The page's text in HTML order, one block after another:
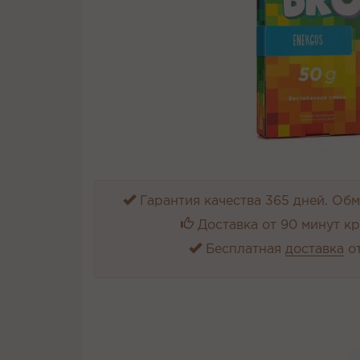
Гарантия качества 365 дней.
Доставка от 90 минут
Бесплатная доставка